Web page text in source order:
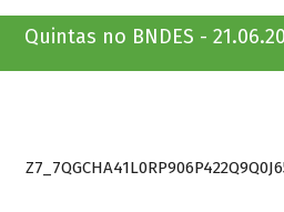
Quintas no BNDES -